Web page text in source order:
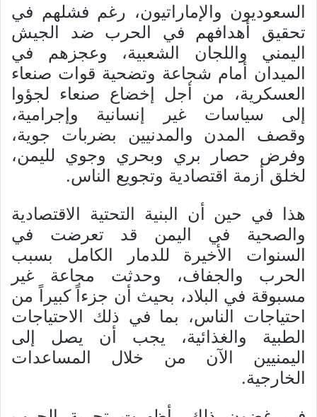
السعوديون والإماراتيون، رغم فشلهم في
تحقيق أهدافهم في الحرب ضد الجيش
اليمني واللجان الشعبية، وعجزهم في
الميدان أمام شجاعة وتضحية قوات صنعاء
العسكرية، من أجل إخضاع صنعاء لجؤوا
إلى سياسات غير إنسانية وإجرامية،
وقصف المدن والمدنيين بضربات جوية،
وفرض حصار بري وبحري وجوي لليمن،
لخلق أزمة اقتصادية وتجويع الناس.
هذا في حين أن البنية التحتية الاقتصادية
والصحية في اليمن قد تعرضت في
السنوات الأخيرة للدمار الكامل بسبب
الحرب والجفاف، وحدثت مجاعة غير
مسبوقة في البلاد، بحيث أن جزءاً كبيراً من
احتياجات الناس، بما في ذلك الاحتياجات
الطبية والغذائية، يجب أن يصل إلى
اليمنيين الآن من خلال المساعدات
الخارجية.